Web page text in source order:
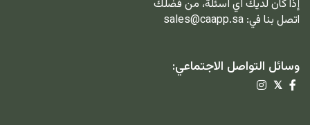
إذا كان لديك أي أسئلة، من فضلك
اتصل بنا في: sales@caapp.sa
وسائل التواصل الاجتماعي:
𝕏